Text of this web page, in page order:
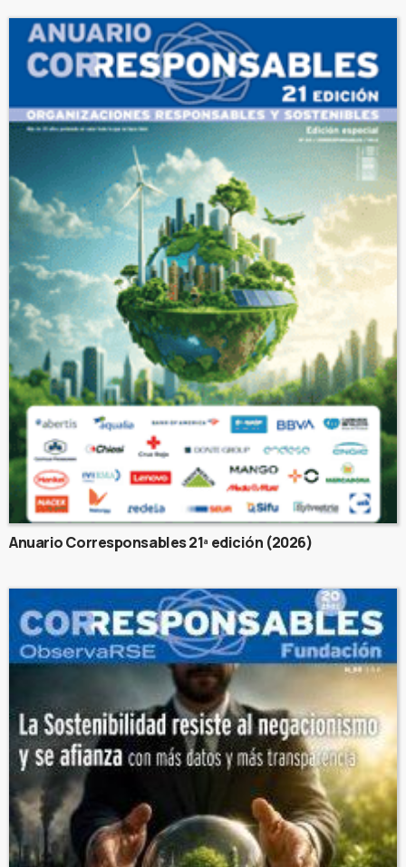
Anuario Corresponsables 21ª edición (2026)